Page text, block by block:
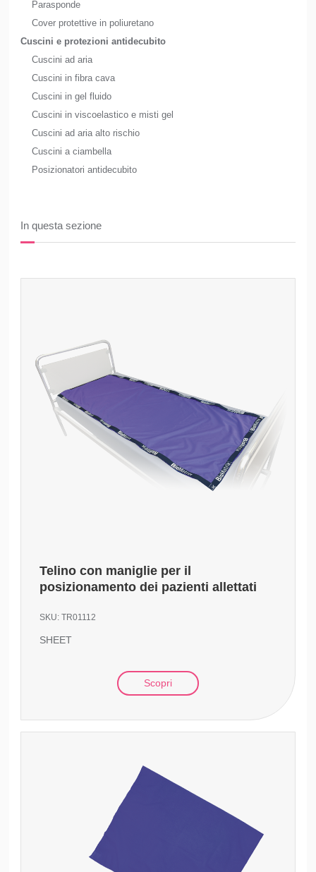
Parasponde
Cover protettive in poliuretano
Cuscini e protezioni antidecubito
Cuscini ad aria
Cuscini in fibra cava
Cuscini in gel fluido
Cuscini in viscoelastico e misti gel
Cuscini ad aria alto rischio
Cuscini a ciambella
Posizionatori antidecubito
In questa sezione
Telino con maniglie per il
posizionamento dei pazienti allettati
SKU:TR01112
SHEET
Scopri